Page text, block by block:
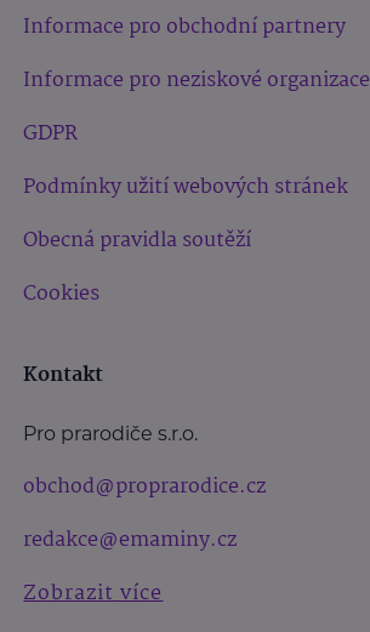
Informace pro obchodní partnery
Informace pro neziskové organizace
GDPR
Podmínky užití webových stránek
Obecná pravidla soutěží
Cookies
Kontakt
Pro prarodiče s.r.o.
obchod@proprarodice.cz
redakce@emaminy.cz
Zobrazit více